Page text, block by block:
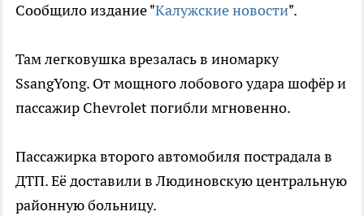
Сообщило издание "Калужские новости".
Там легковушка врезалась в иномарку
SsangYong. От мощного лобового удара шофёр и
пассажир Chevrolet погибли мгновенно.
Пассажирка второго автомобиля пострадала в
ДТП. Её доставили в Людиновскую центральную
районную больницу.